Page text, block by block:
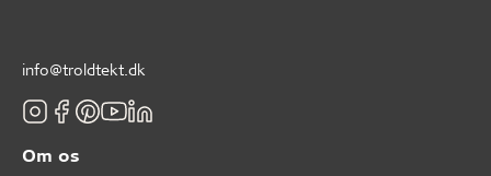
info@troldtekt.dk
Om os